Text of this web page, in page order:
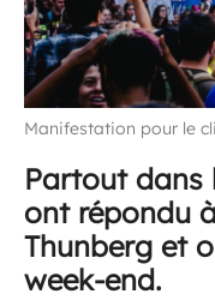
Manifestation pour le
Partout dans
ont répondu
Thunberg et
week-end.